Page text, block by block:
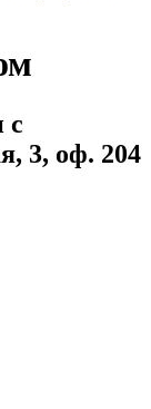
с
3, оф. 204